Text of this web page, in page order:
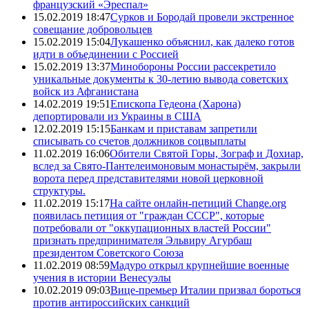
французский «Эреспал»
15.02.2019 18:47Сурков и Бородай провели экстренное
совещание добровольцев
15.02.2019 15:04Лукашенко объяснил, как далеко готов
идти в объединении с Россией
15.02.2019 13:37Минобороны России рассекретило
уникальные документы к 30-летию вывода советских
войск из Афганистана
14.02.2019 19:51Епископа Гедеона (Харона)
депортировали из Украины в США
12.02.2019 15:15Банкам и приставам запретили
списывать со счетов должников соцвыплаты
11.02.2019 16:06Обители Святой Горы, Зограф и Дохиар,
вслед за Свято-Пантелеимоновым монастырём, закрыли
ворота перед представителями новой церковной
структуры.
11.02.2019 15:17На сайте онлайн-петиций Change.org
появилась петиция от "граждан СССР", которые
потребовали от "оккупационных властей России"
признать предпринимателя Эльвиру Агурбаш
президентом Советского Союза
11.02.2019 08:59Мадуро открыл крупнейшие военные
учения в истории Венесуэлы
10.02.2019 09:03Вице-премьер Италии призвал бороться
против антироссийских санкций